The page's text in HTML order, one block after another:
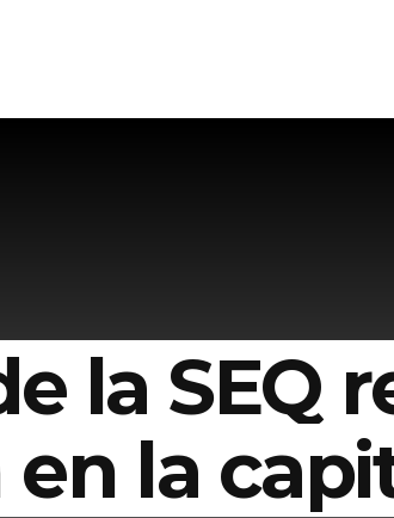
la SEQ
la